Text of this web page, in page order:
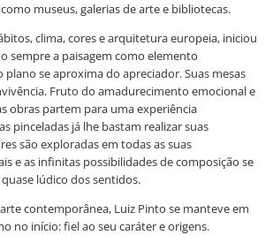
museus, galerias de arte e bibliotecas.
clima, cores e arquitetura europeia, iniciou
sempre a paisagem como elemento
se aproxima do apreciador. Suas mesas
Fruto do amadurecimento emocional e
obras partem para uma experiência
pinceladas já lhe bastam realizar suas
são exploradas em todas as suas
e as infinitas possibilidades de composição se
lúdico dos sentidos.
contemporânea, Luiz Pinto se manteve em
no início: fiel ao seu caráter e origens.